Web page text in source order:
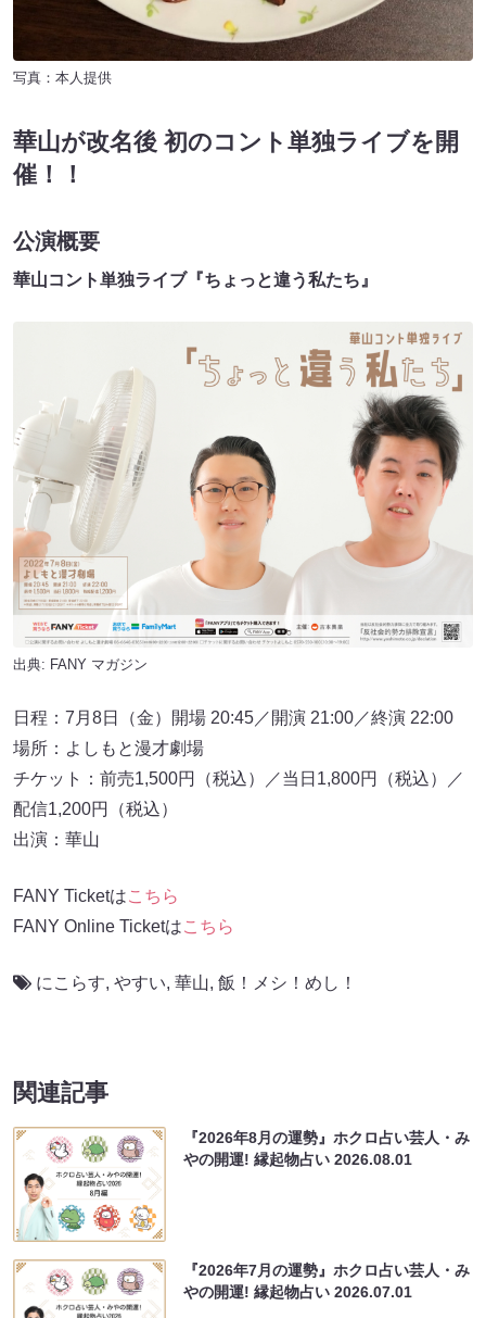
写真：本人提供
華山が改名後 初のコント単独ライブを開
催！！
公演概要
華山コント単独ライブ『ちょっと違う私たち』
出典: FANY マガジン
日程：7月8日（金）開場 20:45／開演 21:00／終演 22:00
場所：よしもと漫才劇場
チケット：前売1,500円（税込）／当日1,800円（税込）／
配信1,200円（税込）
出演：華山
FANY Ticketはこちら
FANY Online Ticketはこちら
にこらす, やすい, 華山, 飯！メシ！めし！
関連記事
『2026年8月の運勢』ホクロ占い芸人・み
やの開運! 縁起物占い2026.08.01
『2026年7月の運勢』ホクロ占い芸人・み
やの開運! 縁起物占い2026.07.01